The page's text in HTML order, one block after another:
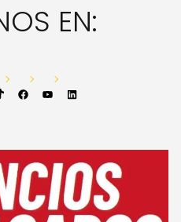
EN:
TikTok FacebookYouTube